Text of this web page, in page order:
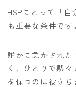
HSPにとって「自
も重要な条件です。
誰かに急かされ
く、ひとりで黙
を保つのに役立ち